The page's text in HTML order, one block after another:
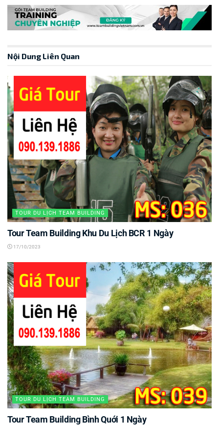
Nội Dung Liên Quan
TOUR DU LỊCH TEAM BUILDING
Tour Team Building Khu Du Lịch BCR 1 Ngày
17/10/2023
TOUR DU LỊCH TEAM BUILDING
Tour Team Building Bình Quới 1 Ngày